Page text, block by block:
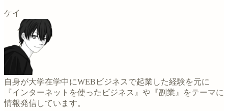
ケイ
自身が大学在学中にWEBビジネスで起業した経験を元に
『インターネットを使ったビジネス』や『副業』をテーマに
情報発信しています。